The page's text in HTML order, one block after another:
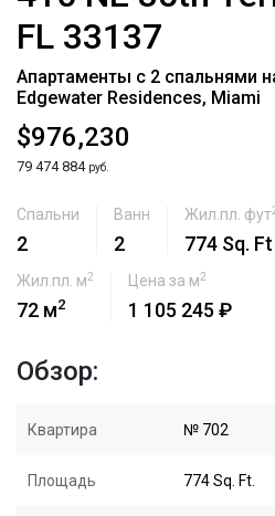
FL 33137
Апартаменты с 2 спальнями
Edgewater Residences, Miami
$976,230
79 474 884 руб.
Спальни
2
Ванн
2
Жил.пл. фут
774 Sq. Ft
Жил.пл. м2
72 м2
Цена за м2
1 105 245 ₽
Обзор:
Квартира № 702
Площадь 774 Sq. Ft.